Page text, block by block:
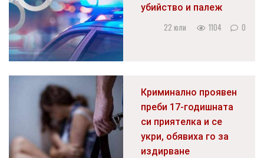
убийство и палеж
22 юли 1104 0
Криминално проявен
преби 17-годишната
си приятелка и се
укри, обявиха го за
издирване